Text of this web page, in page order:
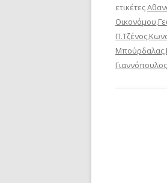
ετικέτες
Οικονόμου,
Π.Τζένος,
Μπούρδαλας,
Γιαννόπουλος